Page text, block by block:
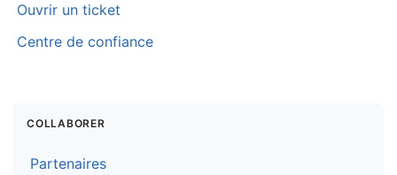
Ouvrir un ticket
Centre de confiance
COLLABORER
Partenaires